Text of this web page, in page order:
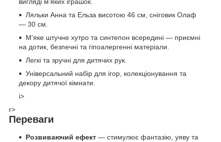
вигляді м’яких іграшок.
Ляльки Анна та Ельза висотою 46 см, сніговик Олаф
— 30 см.
М’яке штучне хутро та синтепон всередині — приємні
на дотик, безпечні та гіпоалергенні матеріали.
Легкі та зручні для дитячих рук.
Універсальний набір для ігор, колекціонування та
декору дитячої кімнати.
i>
r>
Переваги
Розвиваючий ефект — стимулює фантазію, уяву та